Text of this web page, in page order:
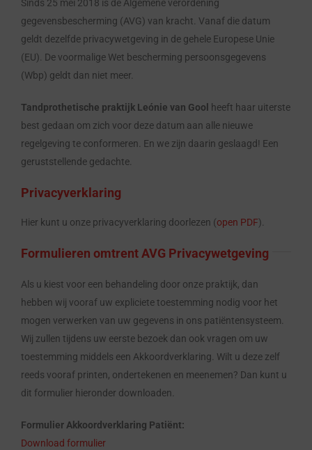
Sinds 25 mei 2018 is de Algemene verordening
gegevensbescherming (AVG) van kracht. Vanaf die datum
geldt dezelfde privacywetgeving in de gehele Europese Unie
(EU). De voormalige Wet bescherming persoonsgegevens
(Wbp) geldt dan niet meer.
Tandprothetische praktijk Leónie van Gool
heeft haar uiterste
best gedaan om zich voor deze datum aan alle nieuwe
regelgeving te conformeren. En we zijn daarin geslaagd! Een
geruststellende gedachte.
Privacyverklaring
Hier kunt u onze privacyverklaring doorlezen (open PDF).
Formulieren omtrent AVG Privacywetgeving
Als u kiest voor een behandeling door onze praktijk, dan
hebben wij vooraf uw expliciete toestemming nodig voor het
mogen verwerken van uw gegevens in ons patiëntensysteem.
Wij zullen tijdens uw eerste bezoek dan ook vragen om uw
toestemming middels een Akkoordverklaring. Wilt u deze zelf
reeds vooraf printen, ondertekenen en meenemen? Dan kunt u
dit formulier hieronder downloaden.
Formulier Akkoordverklaring Patiënt:
Download formulier